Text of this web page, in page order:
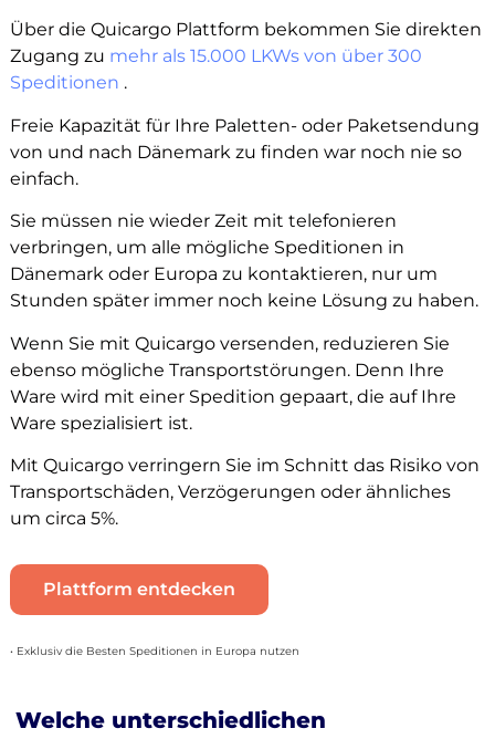
Über die Quicargo Plattform bekommen Sie direkten
Zugang zu mehr als 15.000 LKWs von über 300
Speditionen .
Freie Kapazität für Ihre Paletten- oder Paketsendung
von und nach Dänemark zu finden war noch nie so
einfach.
Sie müssen nie wieder Zeit mit telefonieren
verbringen, um alle mögliche Speditionen in
Dänemark oder Europa zu kontaktieren, nur um
Stunden später immer noch keine Lösung zu haben.
Wenn Sie mit Quicargo versenden, reduzieren Sie
ebenso mögliche Transportstörungen. Denn Ihre
Ware wird mit einer Spedition gepaart, die auf Ihre
Ware spezialisiert ist.
Mit Quicargo verringern Sie im Schnitt das Risiko von
Transportschäden, Verzögerungen oder ähnliches
um circa 5%.
Plattform entdecken
• Exklusiv die Besten Speditionen in Europa nutzen
Welche unterschiedlichen